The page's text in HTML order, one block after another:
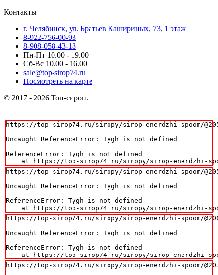
Контакты
г. Челябинск, ул. Братьев Кашириных, 73, 1 этаж
8-922-756-00-93
8-908-058-43-18
Пн-Пт 10.00 - 19.00
Сб-Вс 10.00 - 16.00
sale@top-sirop74.ru
Посмотреть на карте
© 2017 - 2026 Топ-сироп.
https://top-sirop74.ru/siropy/sirop-enerdzhi-spoom/
Uncaught ReferenceError: Tygh is not defined
ReferenceError: Tygh is not defined
at https://top-sirop74.ru/siropy/sirop-enerdzhi-
https://top-sirop74.ru/siropy/sirop-enerdzhi-spoom/
Uncaught ReferenceError: Tygh is not defined
ReferenceError: Tygh is not defined
at https://top-sirop74.ru/siropy/sirop-enerdzhi-
https://top-sirop74.ru/siropy/sirop-enerdzhi-spoom/
Uncaught ReferenceError: Tygh is not defined
ReferenceError: Tygh is not defined
at https://top-sirop74.ru/siropy/sirop-enerdzhi-
https://top-sirop74.ru/siropy/sirop-enerdzhi-spoom/